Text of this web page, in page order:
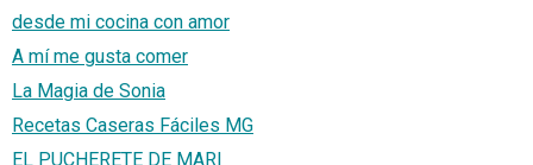
desde mi cocina con amor
A mí me gusta comer
La Magia de Sonia
Recetas Caseras Fáciles MG
EL PUCHERETE DE MARI